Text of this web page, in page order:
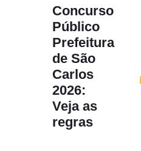
Concurso
Público
Prefeitura
de São
Carlos
2026:
Veja as
regras